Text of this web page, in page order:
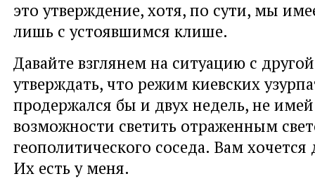
это утверждение, хотя, по сути, мы
лишь с устоявшимся клише.
Давайте взглянем на ситуацию с
утверждать, что режим киевских
продержался бы и двух недель, не
возможности светить отраженным
геополитического соседа. Вам хочется
Их есть у меня.